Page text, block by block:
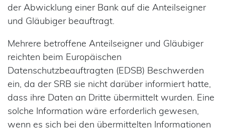
der Abwicklung einer Bank auf die Anteilseigner
und Gläubiger beauftragt.
Mehrere betroffene Anteilseigner und Gläubiger
reichten beim Europäischen
Datenschutzbeauftragten (EDSB) Beschwerden
ein, da der SRB sie nicht darüber informiert hatte,
dass ihre Daten an Dritte übermittelt wurden. Eine
solche Information wäre erforderlich gewesen,
wenn es sich bei den übermittelten Informationen